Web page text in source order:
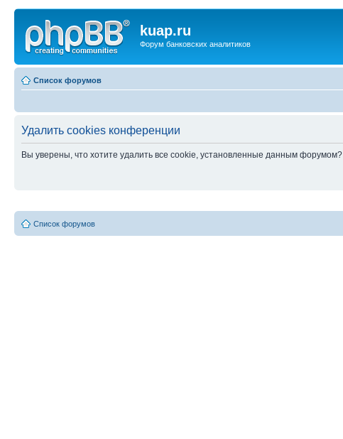
kuap.ru
Форум банковских аналитиков
Список форумов
Удалить cookies конференции
Вы уверены, что хотите удалить все cookie, установленные данным форумом?
Список форумов